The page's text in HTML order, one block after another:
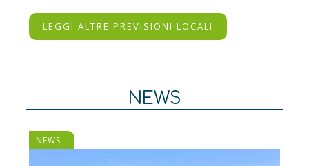
LEGGI ALTRE PREVISIONI LOCALI
NEWS
NEWS